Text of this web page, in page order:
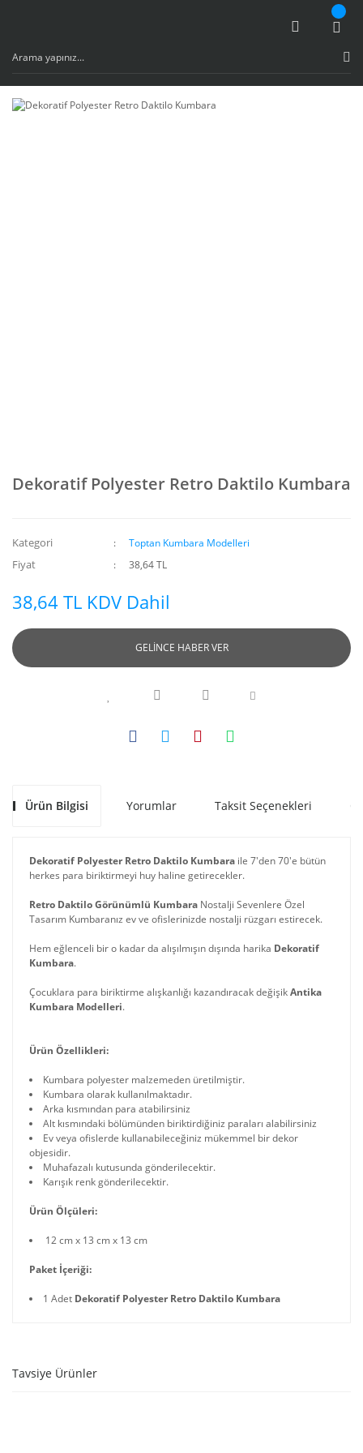
Dekoratif Polyester Retro Daktilo Kumbara
Kategori Toptan Kumbara Modelleri
Fiyat 38,64 TL
38,64 TL KDV Dahil
GELİNCE HABER VER
Ürün Bilgisi Yorumlar Taksit Seçenekleri
Dekoratif Polyester Retro Daktilo Kumbara ile 7'den 70'e bütün
herkes para biriktirmeyi huy haline getirecekler.
Retro Daktilo Görünümlü Kumbara Nostalji Sevenlere Özel
Tasarım Kumbaranız ev ve ofislerinizde nostalji rüzgarı estirecek.
Hem eğlenceli bir o kadar da alışılmışın dışında harika Dekoratif
Kumbara.
Çocuklara para biriktirme alışkanlığı kazandıracak değişikAntika
Kumbara Modelleri.
Ürün Özellikleri:
Kumbara polyester malzemeden üretilmiştir.
Kumbara olarak kullanılmaktadır.
Arka kısmından para atabilirsiniz
Alt kısmındaki bölümünden biriktirdiğiniz paraları alabilirsiniz
Ev veya ofislerde kullanabileceğiniz mükemmel bir dekor
objesidir.
Muhafazalı kutusunda gönderilecektir.
Karışık renk gönderilecektir.
Ürün Ölçüleri:
12 cm x 13 cm x 13 cm
Paket İçeriği:
1 Adet Dekoratif Polyester Retro Daktilo Kumbara
Tavsiye Ürünler